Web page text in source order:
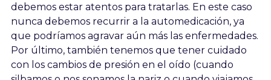
debemos estar atentos para tratarlas. En este caso
nunca debemos recurrir a la automedicación, ya
que podríamos agravar aún más las enfermedades.
Por último, también tenemos que tener cuidado
con los cambios de presión en el oído (cuando